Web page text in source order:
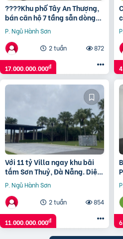
????Khu phố Tây An Thượng,
bán căn hộ 7 tầng sẵn dòng
tiền, ngay biển Mỹ Khê.
P. Ngũ Hành Sơn
2 tuần
872
17.000.000.000đ
Với 11 tỷ Villa ngay khu bãi
tắm Sơn Thuỷ, Đà Nẵng. Diện
tích 250m2.
P. Ngũ Hành Sơn
2 tuần
854
11.000.000.000đ